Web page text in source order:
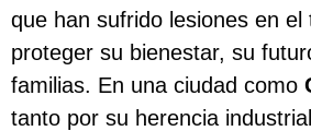
que han sufrido lesiones en el
proteger su bienestar, su
familias. En una ciudad como
tanto por su herencia